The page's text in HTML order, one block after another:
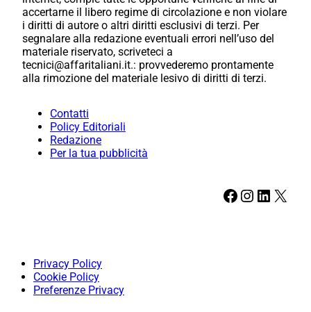
accertarne il libero regime di circolazione e non violare
i diritti di autore o altri diritti esclusivi di terzi. Per
segnalare alla redazione eventuali errori nell’uso del
materiale riservato, scriveteci a
tecnici@affaritaliani.it.: provvederemo prontamente
alla rimozione del materiale lesivo di diritti di terzi.
Contatti
Policy Editoriali
Redazione
Per la tua pubblicità
Facebook Instagram LinkedIn X
Privacy Policy
Cookie Policy
Preferenze Privacy